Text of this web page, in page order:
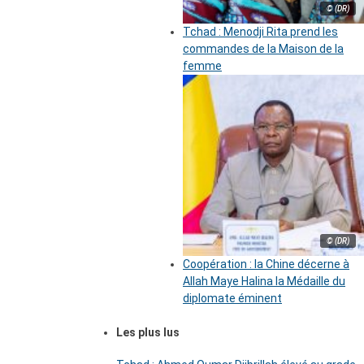
© (DR)
Tchad : Menodji Rita prend les
commandes de la Maison de la
femme
© (DR)
Coopération : la Chine décerne à
Allah Maye Halina la Médaille du
diplomate éminent
Les plus lus